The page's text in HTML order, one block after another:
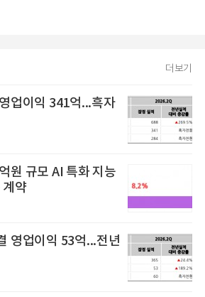
더보기
업이익 341억...흑자
원 규모 AI 특화 지능
계약
영업이익 53억...전년